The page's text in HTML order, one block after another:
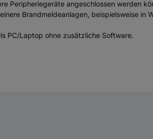
Peripheriegeräte angeschlossen werden
Brandmeldeanlagen, beispielsweise in
PC/Laptop ohne zusätzliche Software.